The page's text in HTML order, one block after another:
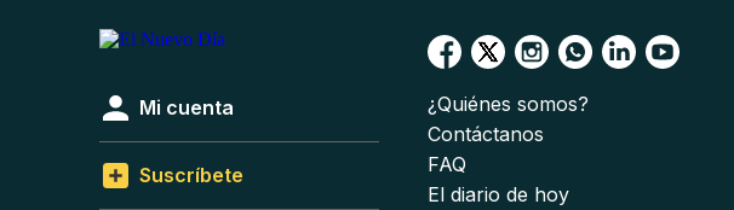
Mi cuenta
Suscríbete
¿Quiénes somos?
Contáctanos
FAQ
El diario de hoy